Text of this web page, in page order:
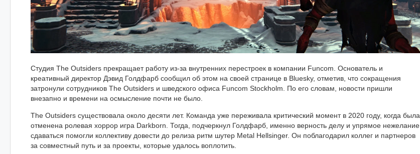
Студия The Outsiders прекращает работу из-за внутренних перестроек в компании Funcom. Основатель и
креативный директор Дэвид Голдфарб сообщил об этом на своей странице в Bluesky, отметив, что сокращения
затронули сотрудников The Outsiders и шведского офиса Funcom Stockholm. По его словам, новости пришли
внезапно и времени на осмысление почти не было.
The Outsiders существовала около десяти лет. Команда уже переживала критический момент в 2020 году, когда была
отменена ролевая хоррор игра Darkborn. Тогда, подчеркнул Голдфарб, именно верность делу и упрямое нежелание
сдаваться помогли коллективу довести до релиза ритм шутер Metal Hellsinger. Он поблагодарил коллег и партнеров
за совместный путь и за проекты, которые удалось воплотить.